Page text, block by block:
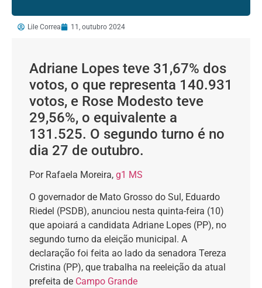
Lile Correa 11, outubro 2024
Adriane Lopes teve 31,67% dos
votos, o que representa 140.931
votos, e Rose Modesto teve
29,56%, o equivalente a
131.525. O segundo turno é no
dia 27 de outubro.
Por Rafaela Moreira, g1 MS
O governador de Mato Grosso do Sul, Eduardo
Riedel (PSDB), anunciou nesta quinta-feira (10)
que apoiará a candidata Adriane Lopes (PP), no
segundo turno da eleição municipal. A
declaração foi feita ao lado da senadora Tereza
Cristina (PP), que trabalha na reeleição da atual
prefeita de Campo Grande